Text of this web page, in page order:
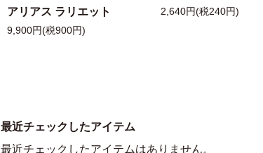
アリアス ラリエット
9,900円(税900円)
2,640円(税240円)
最近チェックしたアイテム
最近チェックしたアイテムはありません。